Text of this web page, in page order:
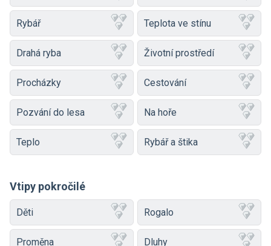
Rybář Teplota ve stínu
Drahá ryba Životní prostředí
Procházky Cestování
Pozvání do lesa Na hoře
Teplo Rybář a štika
Vtipy pokročilé
Děti Rogalo
Proměna Dluhy